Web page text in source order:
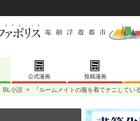
公式漫画 投稿漫画
BL小説 > 『ルームメイトの服を着てナニして